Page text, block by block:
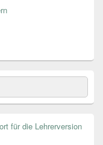
für die Lehrerversion